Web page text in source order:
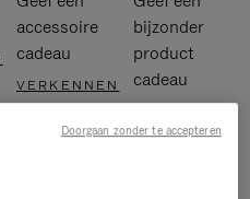
accessoire
cadeau
VERKENNEN
bijzonder
product
cadeau
Doorgaan zonder te accepteren